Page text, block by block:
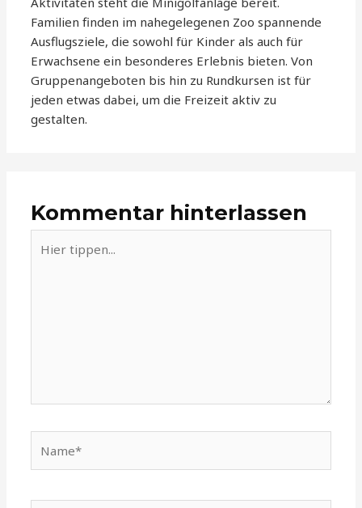
Familien finden im nahegelegenen Zoo spannende
Ausflugsziele, die sowohl für Kinder als auch für
Erwachsene ein besonderes Erlebnis bieten. Von
Gruppenangeboten bis hin zu Rundkursen ist für
jeden etwas dabei, um die Freizeit aktiv zu
gestalten.
Kommentar hinterlassen
tippen...